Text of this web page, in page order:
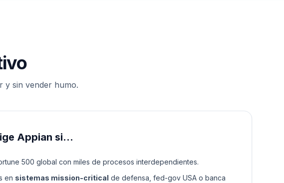
y sin vender humo.
Appian si…
500 global con miles de procesos interdependientes.
en sistemas mission-critical de defensa, fed-gov USA o banca